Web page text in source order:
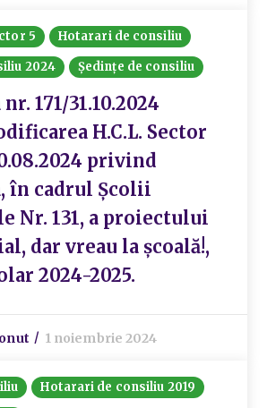
5
Hotarari de consiliu
2024
Ședințe de consiliu
171/31.10.2024
H.C.L. Sector
privind
în cadrul Școlii
Nr. 131, a proiectului
dar vreau la școală!,
2024-2025.
1 noiembrie 2024
Hotarari de consiliu 2019